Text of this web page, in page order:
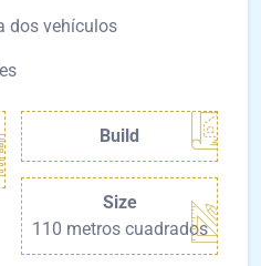
dos vehículos
Build
Size
110 metros cuadrados